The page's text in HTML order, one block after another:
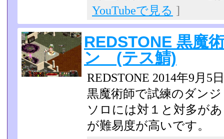
YouTubeで見る ]
REDSTONE 黒魔
ン (テス鯖)
REDSTONE 2014年9月5
黒魔術師で試練のダン
ソロには対１と対多が
が難易度が高いです。